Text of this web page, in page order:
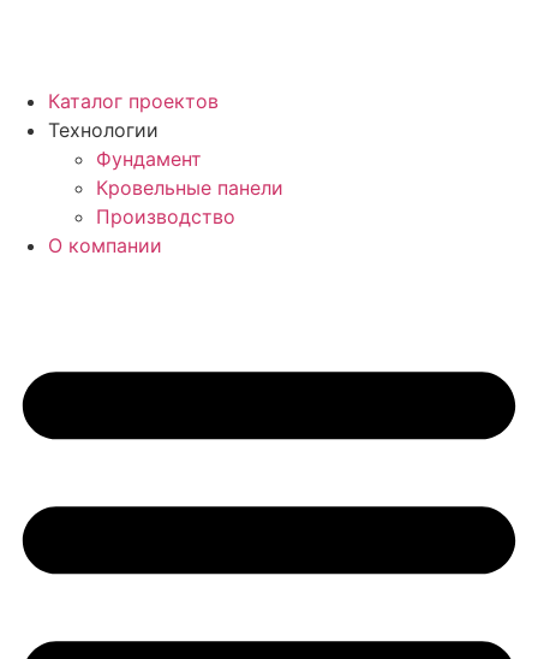
Каталог проектов
Технологии
Фундамент
Кровельные панели
Производство
О компании